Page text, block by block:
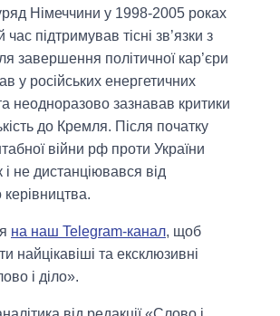
Німеччини у 1998-2005 роках
підтримував тісні зв’язки з
завершення політичної кар’єри
у російських енергетичних
неодноразово зазнавав критики
до Кремля. Після початку
війни рф проти України
не дистанціювався від
керівництва.
на наш Telegram-канал, щоб
найцікавіші та ексклюзивні
і діло».